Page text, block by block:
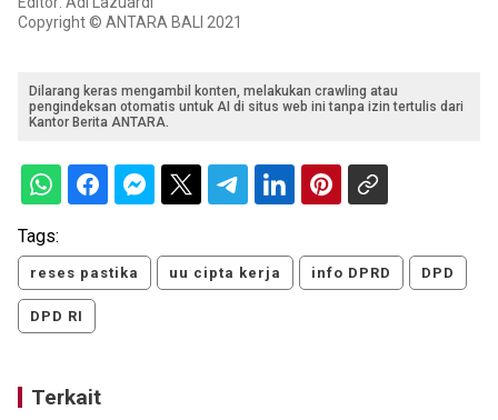
Copyright © ANTARA BALI 2021
Dilarang keras mengambil konten, melakukan crawling atau
pengindeksan otomatis untuk AI di situs web ini tanpa izin tertulis dari
Kantor Berita ANTARA.
Tags:
reses pastika uu cipta kerja info DPRD DPD
DPD RI
Terkait